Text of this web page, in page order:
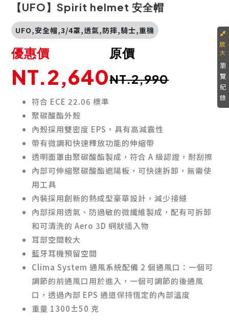
【UFO】Spirit helmet 安全帽
UFO,安全帽,3/4罩,透氣,防摔,騎士,重機
原價
NT.2,990
優惠價
NT.2,640
符合 ECE 22.06 標準
聚碳酸酯外殼
內殼採用雙密度 EPS，具有高減震性
帶有微調和快速釋放功能的伸縮帶
透明面罩由聚碳酸酯製成，符合 A 級認證，耐刮擦
內部可伸縮聚碳酸酯遮陽板，可快速拆卸，無需使
用工具
內裝採用創新的熱成型豪華設計，減少接縫
內部採用透氣、防過敏的微纖維製成，配有可拆卸
和可清洗的 Aero 3D 網狀插入物
耳部空間較大
藍牙耳機預留空間
Clima System 通風系統配備 2 個通風口：一個可
調節的前通風口用於進入，一個可調節的後通風
口，透過內部 EPS 通道保持恆定的內部溫度
重量 1300±50 克
瀏
覽
紀
錄